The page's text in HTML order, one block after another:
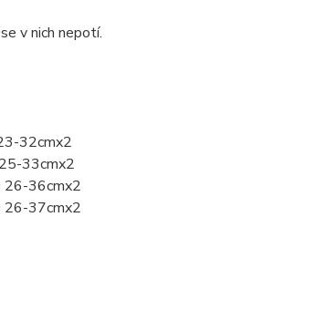
v nich nepotí.
32cmx2
33cmx2
26-36cmx2
26-37cmx2